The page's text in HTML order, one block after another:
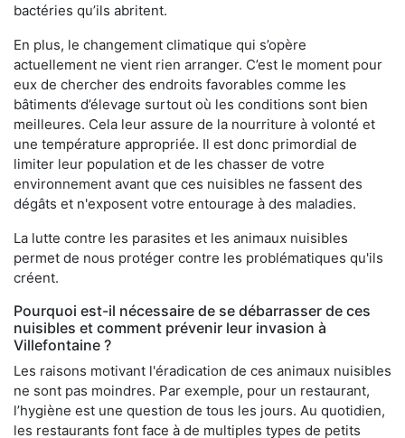
bactéries qu’ils abritent.
En plus, le changement climatique qui s’opère
actuellement ne vient rien arranger. C’est le moment pour
eux de chercher des endroits favorables comme les
bâtiments d’élevage surtout où les conditions sont bien
meilleures. Cela leur assure de la nourriture à volonté et
une température appropriée. Il est donc primordial de
limiter leur population et de les chasser de votre
environnement avant que ces nuisibles ne fassent des
dégâts et n'exposent votre entourage à des maladies.
La lutte contre les parasites et les animaux nuisibles
permet de nous protéger contre les problématiques qu'ils
créent.
Pourquoi est-il nécessaire de se débarrasser de ces
nuisibles et comment prévenir leur invasion à
Villefontaine ?
Les raisons motivant l'éradication de ces animaux nuisibles
ne sont pas moindres. Par exemple, pour un restaurant,
l’hygiène est une question de tous les jours. Au quotidien,
les restaurants font face à de multiples types de petits